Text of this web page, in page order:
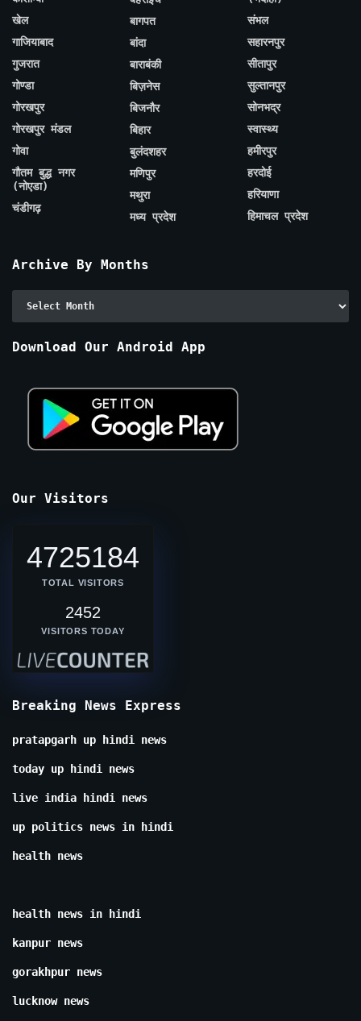
खेल
गाजियाबाद
गुजरात
गोण्डा
गोरखपुर
गोरखपुर मंडल
गोवा
गौतम बुद्ध नगर
(नोएडा)
चंडीगढ़
बागपत
बांदा
बाराबंकी
बिज़नेस
बिजनौर
बिहार
बुलंदशहर
मणिपुर
मथुरा
मध्य प्रदेश
संभल
सहारनपुर
सीतापुर
सुल्तानपुर
सोनभद्र
स्वास्थ्य
हमीरपुर
हरदोई
हरियाणा
हिमाचल प्रदेश
Archive By Months
Download Our Android App
Our Visitors
4725184
TOTAL VISITORS
2452
VISITORS TODAY
Breaking News Express
pratapgarh up hindi news
today up hindi news
live india hindi news
up politics news in hindi
health news
health news in hindi
kanpur news
gorakhpur news
lucknow news